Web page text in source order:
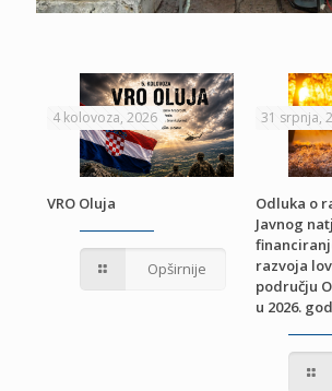
4 kolovoza, 2026
VRO Oluja
Opširnije
31 srpnja,
Odluka o
Javnog
razvoja
području
u 2026.